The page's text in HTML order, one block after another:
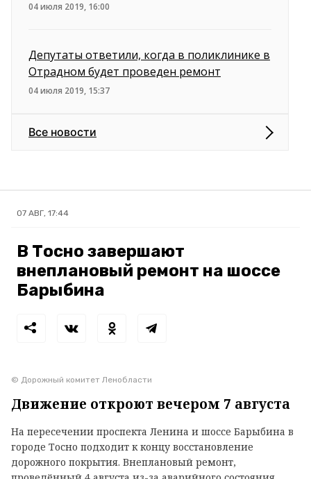
04 июля 2019, 16:00
Депутаты ответили, когда в поликлинике в
Отрадном будет проведен ремонт
04 июля 2019, 15:37
Все новости
07 АВГ, 17:44
В Тосно завершают
внеплановый ремонт на шоссе
Барыбина
© Дорожный комитет Ленобласти
Движение откроют вечером 7 августа
На пересечении проспекта Ленина и шоссе Барыбина в
городе Тосно подходит к концу восстановление
дорожного покрытия. Внеплановый ремонт,